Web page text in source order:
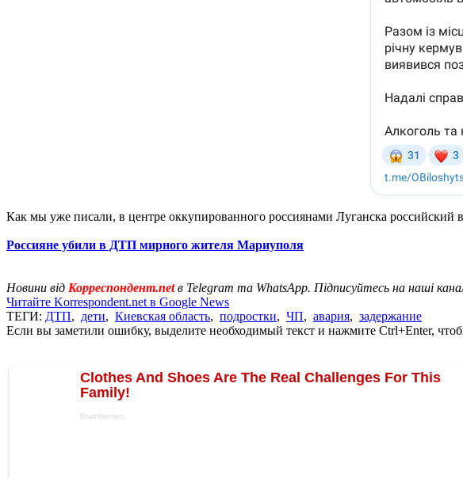
Как мы уже писали, в центре оккупированного россиянами Луганска российский
Россияне убили в ДТП мирного жителя Мариуполя
Новини від Корреспондент.netв Telegram та WhatsApp. Підписуйтесь на наші
Читайте Korrespondent.net в Google News
ТЕГИ: ДТП, дети, Киевская область, подростки, ЧП, авария, задержание
Если вы заметили ошибку, выделите необходимый текст и нажмите Ctrl+Enter,